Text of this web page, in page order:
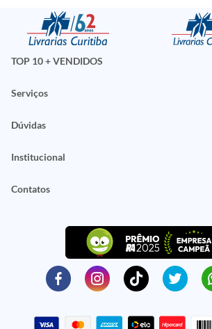
TOP 10 + VENDIDOS
Serviços
Dúvidas
Institucional
Contatos